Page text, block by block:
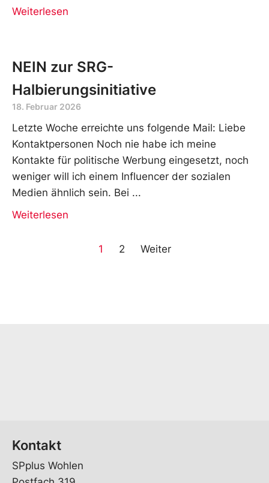
Weiterlesen
NEIN zur SRG-
Halbierungsinitiative
18. Februar 2026
Letzte Woche erreichte uns folgende Mail: Liebe
Kontaktpersonen Noch nie habe ich meine
Kontakte für politische Werbung eingesetzt, noch
weniger will ich einem Influencer der sozialen
Medien ähnlich sein. Bei
Weiterlesen
1 2 Weiter
Kontakt
SPplus Wohlen